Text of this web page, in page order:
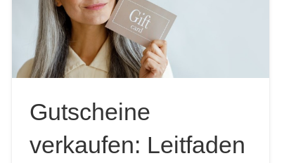
Gutscheine
verkaufen: Leitfaden